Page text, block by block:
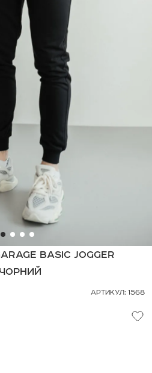
BASIC JOGGER
АРТИКУЛ: 1568